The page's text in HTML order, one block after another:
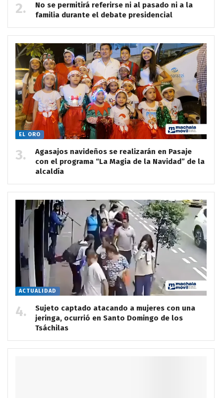
No se permitirá referirse ni al pasado ni a la
familia durante el debate presidencial
EL ORO
Agasajos navideños se realizarán en Pasaje
con el programa “La Magia de la Navidad” de la
alcaldía
ACTUALIDAD
Sujeto captado atacando a mujeres con una
jeringa, ocurrió en Santo Domingo de los
Tsáchilas